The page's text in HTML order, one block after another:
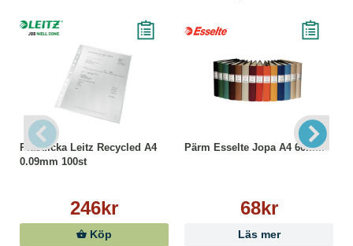
Plastficka Leitz Recycled A4
0.09mm 100st
246kr
Köp
Pärm Esselte Jopa A4 60mm
68kr
Läs mer